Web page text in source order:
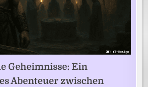
Geheimnisse: Ein
Abenteuer zwischen